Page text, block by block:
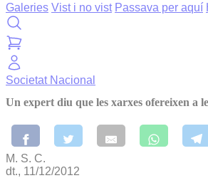
Galeries Vist i no vist Passava per aquí
Societat Nacional
Un expert diu que les xarxes ofereixen a
M. S. C.
dt., 11/12/2012